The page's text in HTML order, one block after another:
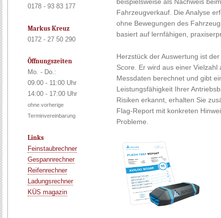
0178 - 93 83 177
Markus Kreuz
0172 - 27 50 290
Öffnungszeiten
Mo. - Do.:
09:00 - 11:00 Uhr
14:00 - 17:00 Uhr
ohne vorherige
Terminvereinbarung
Links
Feinstaubrechner
Gespannrechner
Reifenrechner
Ladungsrechner
KÜS magazin
Fahrzeugverkauf. Die Analyse
ohne Bewegungen des
basiert auf lernfähigen,
Herzstück der Auswertung ist
Score. Er wird aus einer
Messdaten berechnet und gibt
Leistungsfähigkeit Ihrer
Risiken erkannt, erhalten Sie
Flag-Report mit konkreten
Probleme.